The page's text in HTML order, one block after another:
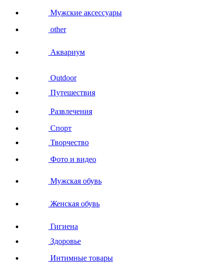
Мужские аксессуары
other
Аквариум
Outdoor
Путешествия
Развлечения
Спорт
Творчество
Фото и видео
Мужская обувь
Женская обувь
Гигиена
Здоровье
Интимные товары